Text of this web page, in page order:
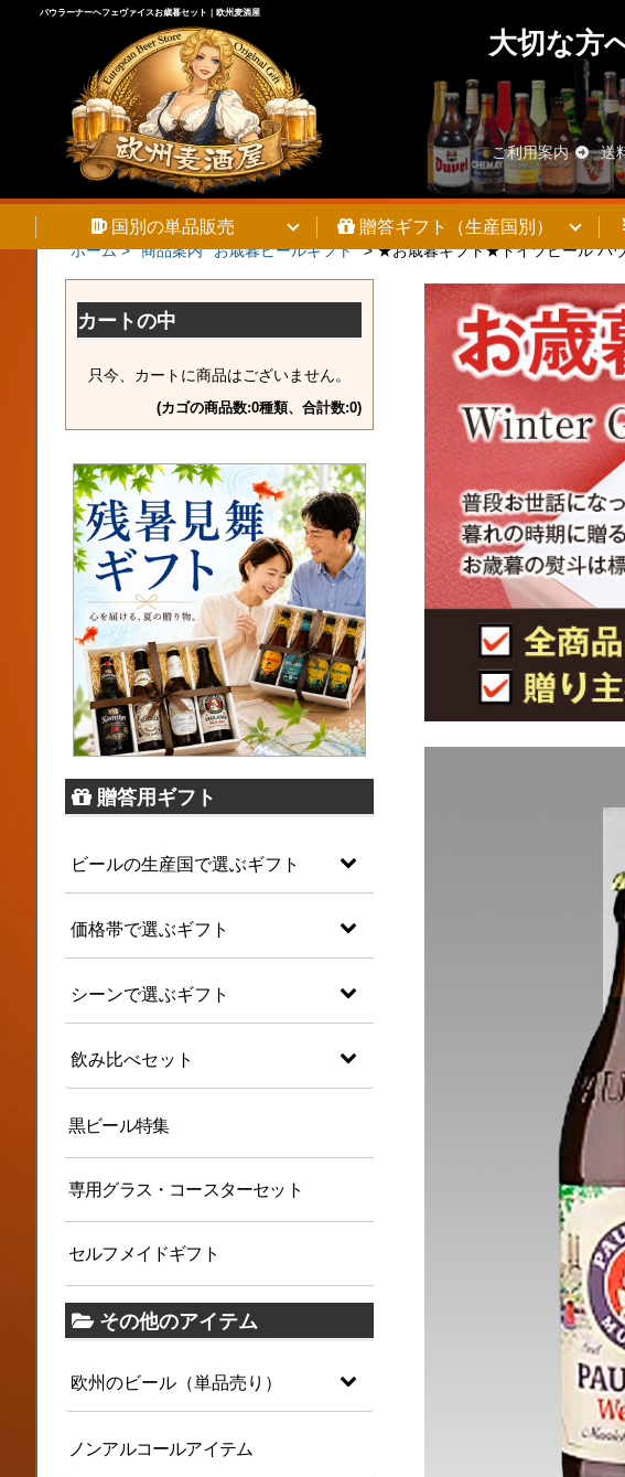
パウラーナーヘフェヴァイスお歳暮セット｜欧州麦酒屋
大切な方
ご利用案内 送
国別の単品販売 贈答ギフト（生産国別）
ホーム > 商品案内 お歳暮ビールギフト >★お歳暮ギフト★ドイツビール パ
カートの中
只今、カートに商品はございません。
(カゴの商品数:0種類、合計数:0)
贈答用ギフト
ビールの生産国で選ぶギフト
価格帯で選ぶギフト
シーンで選ぶギフト
飲み比べセット
黒ビール特集
専用グラス・コースターセット
セルフメイドギフト
その他のアイテム
欧州のビール（単品売り）
ノンアルコールアイテム